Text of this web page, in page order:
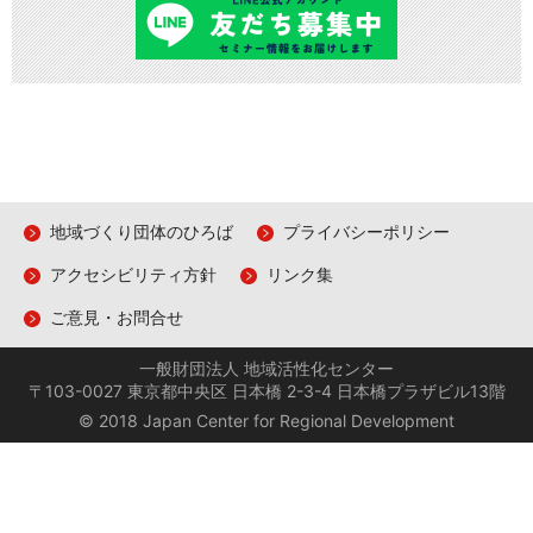
地域づくり団体のひろば プライバシーポリシー
アクセシビリティ方針 リンク集
ご意見・お問合せ
一般財団法人 地域活性化センター
〒103-0027 東京都中央区 日本橋 2-3-4 日本橋プラザビル13階
© 2018 Japan Center for Regional Development